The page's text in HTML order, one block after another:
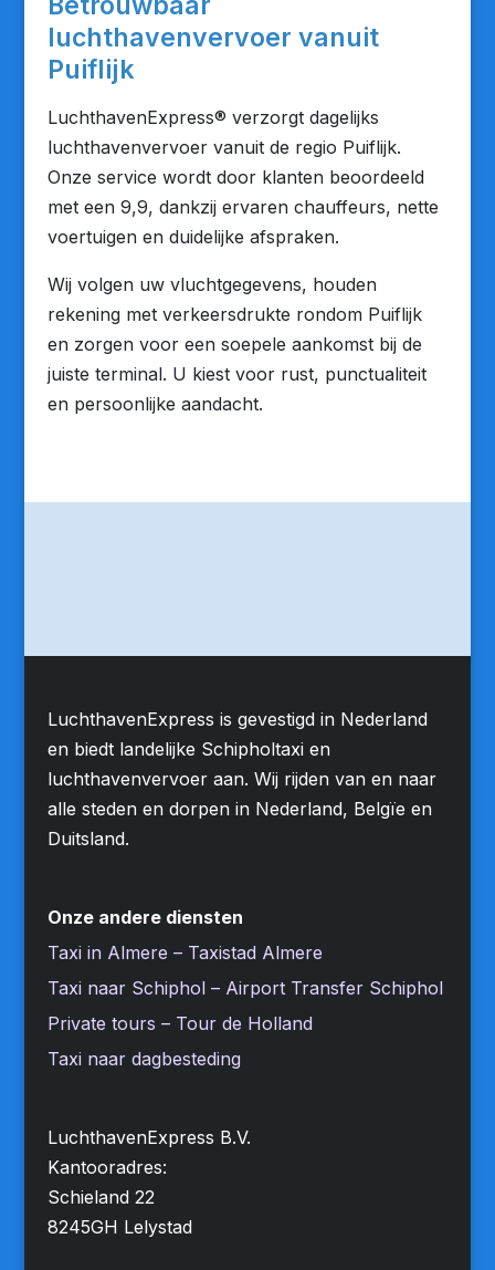
luchthavenvervoer vanuit
Puiflijk
LuchthavenExpress® verzorgt dagelijks
luchthavenvervoer vanuit de regio Puiflijk.
Onze service wordt door klanten beoordeeld
met een 9,9, dankzij ervaren chauffeurs, nette
voertuigen en duidelijke afspraken.
Wij volgen uw vluchtgegevens, houden
rekening met verkeersdrukte rondom Puiflijk
en zorgen voor een soepele aankomst bij de
juiste terminal. U kiest voor rust, punctualiteit
en persoonlijke aandacht.
LuchthavenExpress is gevestigd in Nederland
en biedt landelijke Schipholtaxi en
luchthavenvervoer aan. Wij rijden van en naar
alle steden en dorpen in Nederland, Belgïe en
Duitsland.
Onze andere diensten
Taxi in Almere – Taxistad Almere
Taxi naar Schiphol – Airport Transfer Schiphol
Private tours – Tour de Holland
Taxi naar dagbesteding
LuchthavenExpress B.V.
Kantooradres:
Schieland 22
8245GH Lelystad